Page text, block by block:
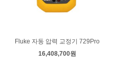
Fluke 자동 압력 교정기 729Pro
16,408,700원